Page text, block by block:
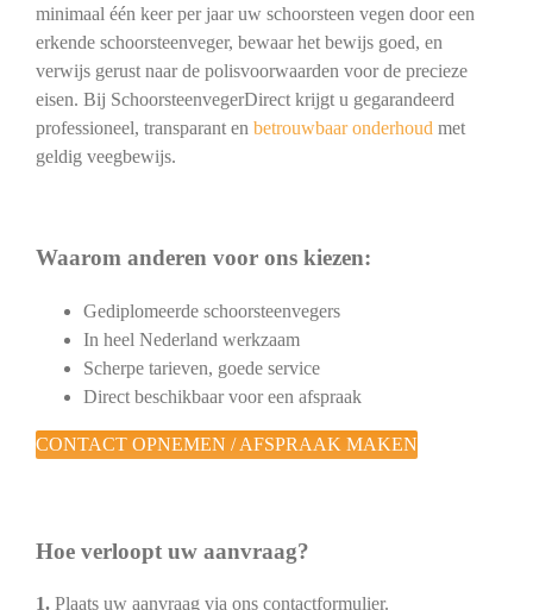
minimaal één keer per jaar uw schoorsteen vegen door een
erkende schoorsteenveger, bewaar het bewijs goed, en
verwijs gerust naar de polisvoorwaarden voor de precieze
eisen. Bij SchoorsteenvegerDirect krijgt u gegarandeerd
professioneel, transparant en betrouwbaar onderhoud met
geldig veegbewijs.
Waarom anderen voor ons kiezen:
Gediplomeerde schoorsteenvegers
In heel Nederland werkzaam
Scherpe tarieven, goede service
Direct beschikbaar voor een afspraak
CONTACT OPNEMEN / AFSPRAAK MAKEN
Hoe verloopt uw aanvraag?
1. Plaats uw aanvraag via ons contactformulier.